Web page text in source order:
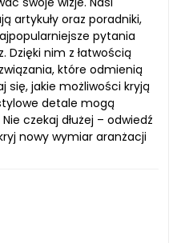
artykuły oraz poradniki,
pytania
nim z łatwością
które odmienią
się, jakie możliwości kryją
detale mogą
czekaj dłużej – odwiedź
nowy wymiar aranżacji